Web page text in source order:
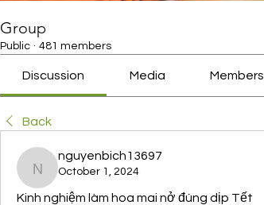
Group
Public · 481 members
Discussion Media Members
Back
nguyenbich13697
nguyenbich13697
October 1, 2024
Kinh nghiệm làm hoa mai nở đúng dịp Tết